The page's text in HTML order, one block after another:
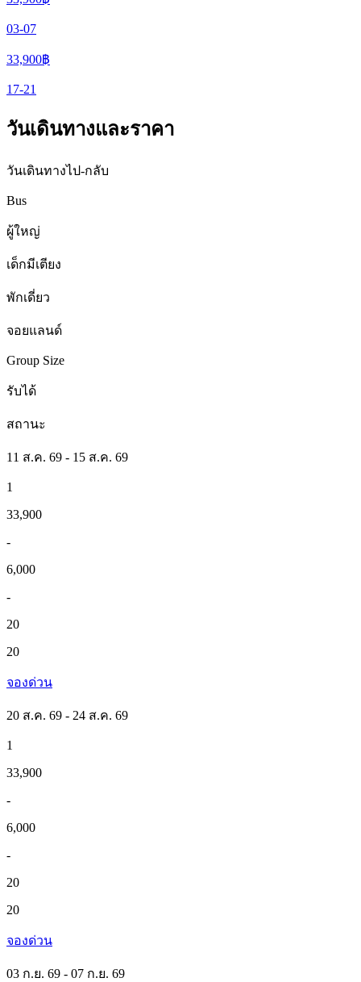
03-07
33,900฿
17-21
วันเดินทางและราคา
วันเดินทางไป-กลับ
Bus
ผู้ใหญ่
เด็กมีเตียง
พักเดี่ยว
จอยแลนด์
Group Size
รับได้
สถานะ
11 ส.ค. 69 - 15 ส.ค. 69
1
33,900
-
6,000
-
20
20
จองด่วน
20 ส.ค. 69 - 24 ส.ค. 69
1
33,900
-
6,000
-
20
20
จองด่วน
03 ก.ย. 69 - 07 ก.ย. 69